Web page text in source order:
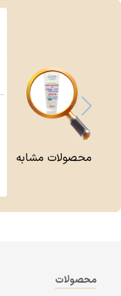
محصولات مشابه
محصولات